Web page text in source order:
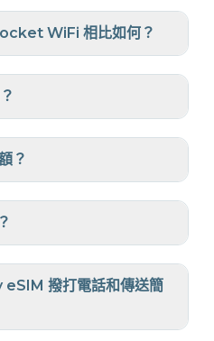
WiFi 相比如何？
？
撥打電話和傳送簡